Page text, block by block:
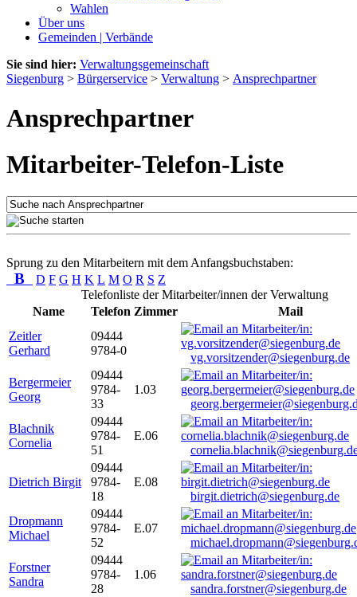
Wahlen
Über uns
Gemeinden | Verbände
Sie sind hier: Verwaltungsgemeinschaft
Siegenburg > Bürgerservice > Verwaltung > Ansprechpartner
Ansprechpartner
Mitarbeiter-Telefon-Liste
Sprung zu den Mitarbeitern mit dem Anfangsbuchstaben:
B D F G H K L M O R S Z
Telefonliste der Mitarbeiter/innen der Verwaltung
Name
Telefon Zimmer
Mail
Zeitler
Gerhard
09444
9784-0
vg.vorsitzender@siegenburg.de
Bergermeier
Georg
09444
9784-
33
1.03
Blachnik
Cornelia
09444
9784-
51
E.06
Dietrich Birgit
09444
9784-
18
E.08
birgit.dietrich@siegenburg.de
Dropmann
Michael
09444
9784-
52
E.07
Forstner
Sandra
09444
9784-
28
1.06
sandra.forstner@siegenburg.de